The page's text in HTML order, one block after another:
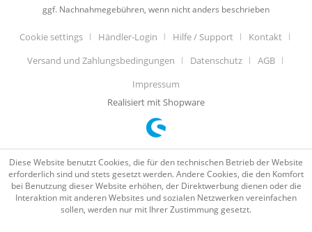
ggf. Nachnahmegebühren, wenn nicht anders beschrieben
Cookie settings Händler-Login Hilfe / Support
Kontakt
Versand und Zahlungsbedingungen
Datenschutz
AGB
Impressum
Realisiert mit Shopware
Diese Website benutzt Cookies, die für den technischen Betrieb der Website
erforderlich sind und stets gesetzt werden. Andere Cookies, die den Komfort
bei Benutzung dieser Website erhöhen, der Direktwerbung dienen oder die
Interaktion mit anderen Websites und sozialen Netzwerken vereinfachen
sollen, werden nur mit Ihrer Zustimmung gesetzt.